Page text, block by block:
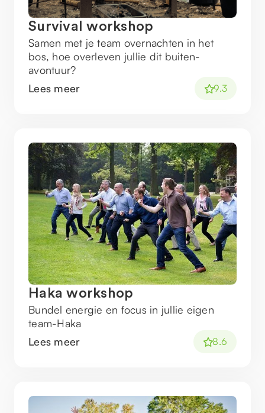
Survival workshop
Samen met je team overnachten in het
bos, hoe overleven jullie dit buiten-
avontuur?
Lees meer
9.3
Haka workshop
Bundel energie en focus in jullie eigen
team-Haka
Lees meer
8.6